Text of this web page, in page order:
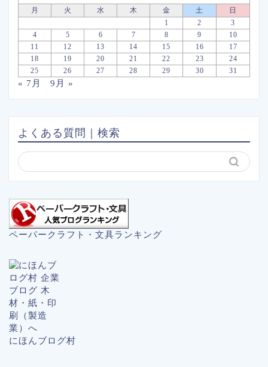
月
火 水 木 金 土
日
1
2
3
4
5 6 7 8 9
10
11
12 13 14 15 16
17
18
19 20 21 22 23
24
25
26 27 28 29 30 31
« 7月 9月 »
よくある質問｜検索
ペーパークラフト・文具ランキング
にほんブログ村